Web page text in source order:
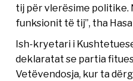
tij për vlerësime politike.
funksionit të tij”, tha
Ish-kryetari i
deklaratat se partia
Vetëvendosja, kur ta